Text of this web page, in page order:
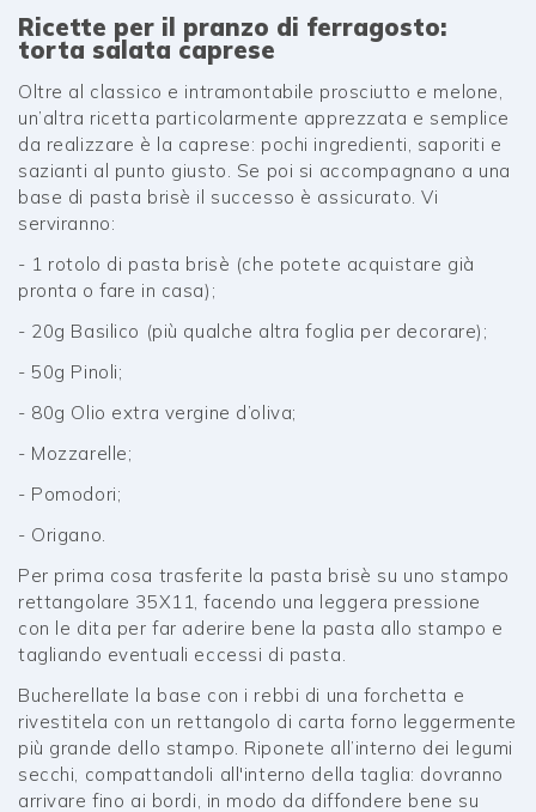
Ricette per il pranzo di ferragosto:
torta salata caprese
Oltre al classico e intramontabile prosciutto e melone,
un’altra ricetta particolarmente apprezzata e semplice
da realizzare è la caprese: pochi ingredienti, saporiti e
sazianti al punto giusto. Se poi si accompagnano a una
base di pasta brisè il successo è assicurato. Vi
serviranno:
- 1 rotolo di pasta brisè (che potete acquistare già
pronta o fare in casa);
- 20g Basilico (più qualche altra foglia per decorare);
- 50g Pinoli;
- 80g Olio extra vergine d’oliva;
- Mozzarelle;
- Pomodori;
- Origano.
Per prima cosa trasferite la pasta brisè su uno stampo
rettangolare 35X11, facendo una leggera pressione
con le dita per far aderire bene la pasta allo stampo e
tagliando eventuali eccessi di pasta.
Bucherellate la base con i rebbi di una forchetta e
rivestitela con un rettangolo di carta forno leggermente
più grande dello stampo. Riponete all’interno dei legumi
secchi, compattandoli all'interno della taglia: dovranno
arrivare fino ai bordi, in modo da diffondere bene su